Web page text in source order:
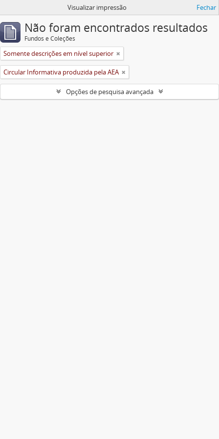
Visualizar impressão Fechar
Não foram encontrados resultados
Fundos e Coleções
Somente descrições em nível superior
Circular Informativa produzida pela AEA
Opções de pesquisa avançada